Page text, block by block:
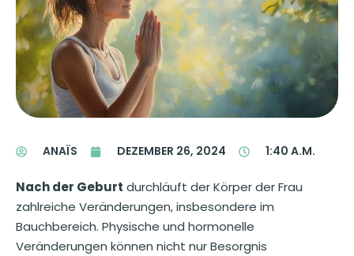
ANAÏS DEZEMBER 26, 2024 1:40 A.M.
Nach der Geburt durchläuft der Körper der Frau
zahlreiche Veränderungen, insbesondere im
Bauchbereich. Physische und hormonelle
Veränderungen können nicht nur Besorgnis